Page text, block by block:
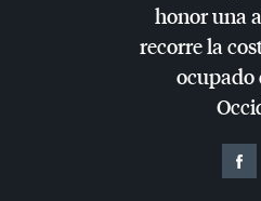
honor una
recorre la
ocupado